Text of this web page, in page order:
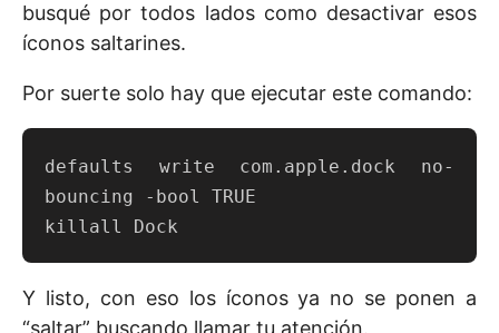
busqué por todos lados como desactivar esos
íconos saltarines.
Por suerte solo hay que ejecutar este comando:
defaults write com.apple.dock no-
bouncing -bool TRUE
Y listo, con eso los íconos ya no se ponen a
“saltar” buscando llamar tu atención.